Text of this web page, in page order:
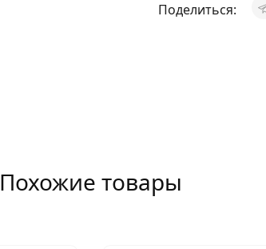
Поделиться:
Похожие товары